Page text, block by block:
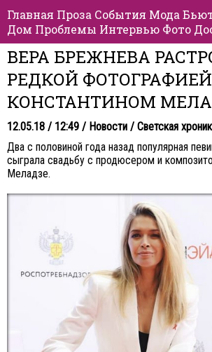
Главная Проза События Мода
Дом Проблемы Интервью Фото
ВЕРА БРЕЖНЕВА
РЕДКОЙ
КОНСТАНТИНОМ
12.05.18 / 12:49 / Новости / Светская
Два с половиной года назад популярная
сыграла свадьбу с продюсером и
Меладзе.